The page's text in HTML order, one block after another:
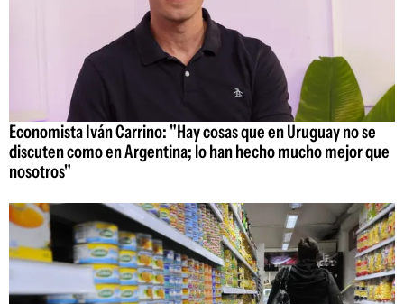
Economista Iván Carrino: "Hay cosas que en Uruguay no se
discuten como en Argentina; lo han hecho mucho mejor que
nosotros"